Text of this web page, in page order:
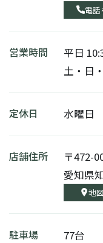
電話
営業時間
平日
土・日
定休日 水曜日
店舗住所
〒472-
愛知県
地
駐車場 77台